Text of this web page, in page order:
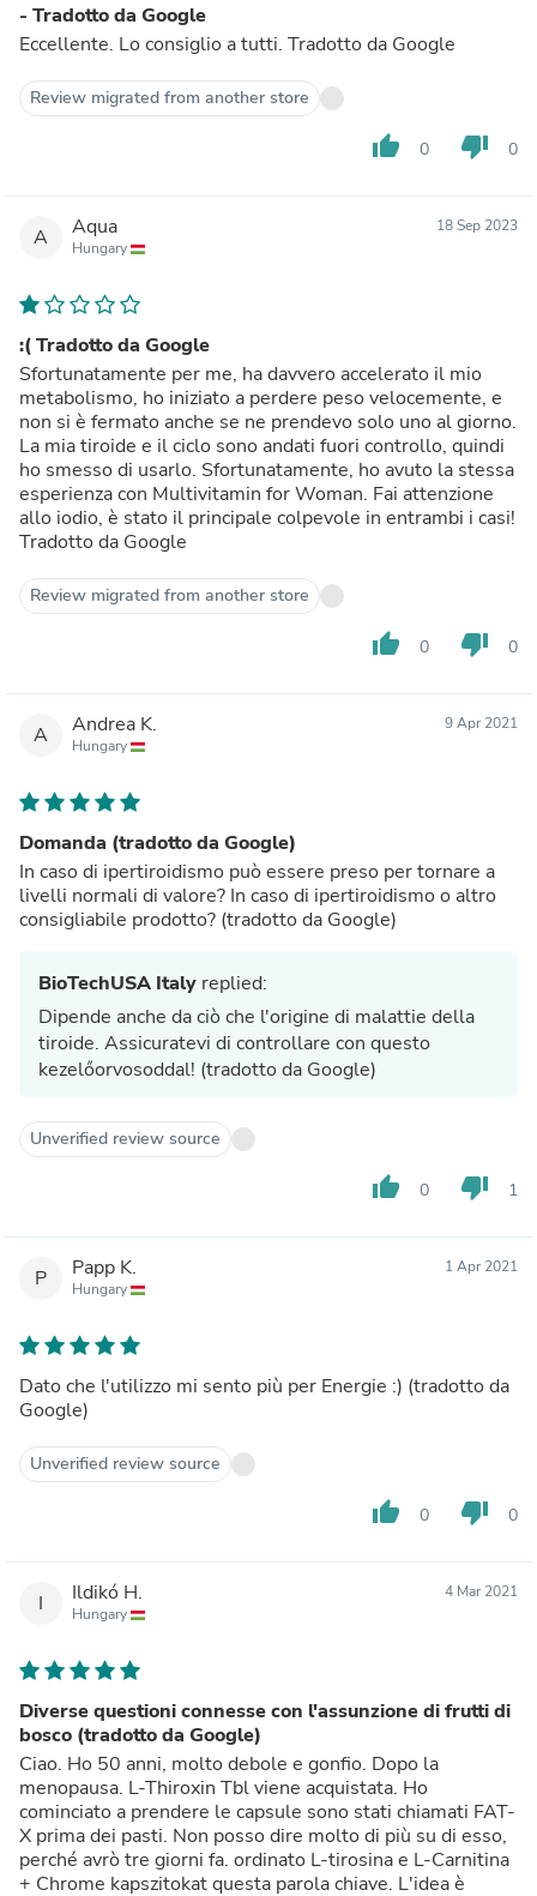
- Tradotto da Google
Eccellente. Lo consiglio a tutti. Tradotto da Google
Review migrated from another store
thumb_up 0 thumb_down 0
A Aqua
Hungary
18 Sep 2023
:( Tradotto da Google
Sfortunatamente per me, ha davvero accelerato il mio
metabolismo, ho iniziato a perdere peso velocemente, e
non si è fermato anche se ne prendevo solo uno al giorno.
La mia tiroide e il ciclo sono andati fuori controllo, quindi
ho smesso di usarlo. Sfortunatamente, ho avuto la stessa
esperienza con Multivitamin for Woman. Fai attenzione
allo iodio, è stato il principale colpevole in entrambi i casi!
Tradotto da Google
Review migrated from another store
thumb_up 0 thumb_down 0
A Andrea K.
Hungary
9 Apr 2021
Domanda (tradotto da Google)
In caso di ipertiroidismo può essere preso per tornare a
livelli normali di valore? In caso di ipertiroidismo o altro
consigliabile prodotto? (tradotto da Google)
BioTechUSA Italy replied:
Dipende anche da ciò che l'origine di malattie della
tiroide. Assicuratevi di controllare con questo
kezelőorvosoddal! (tradotto da Google)
Unverified review source
thumb_up 0 thumb_down 1
P Papp K.
Hungary
1 Apr 2021
Dato che l'utilizzo mi sento più per Energie :) (tradotto da
Google)
Unverified review source
thumb_up 0 thumb_down 0
I Ildikó H.
Hungary
4 Mar 2021
Diverse questioni connesse con l'assunzione di frutti di
bosco (tradotto da Google)
Ciao. Ho 50 anni, molto debole e gonfio. Dopo la
menopausa. L-Thiroxin Tbl viene acquistata. Ho
cominciato a prendere le capsule sono stati chiamati FAT-
X prima dei pasti. Non posso dire molto di più su di esso,
perché avrò tre giorni fa. ordinato L-tirosina e L-Carnitina
+ Chrome kapszitokat questa parola chiave. L'idea è